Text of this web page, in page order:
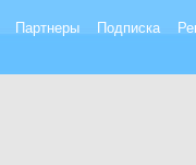
Партнеры Подписка